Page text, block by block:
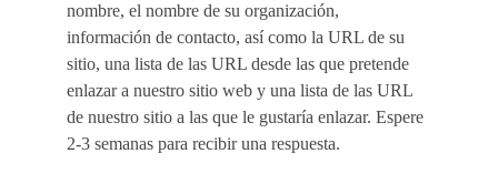
nombre, el nombre de su organización,
información de contacto, así como la URL de su
sitio, una lista de las URL desde las que pretende
enlazar a nuestro sitio web y una lista de las URL
de nuestro sitio a las que le gustaría enlazar. Espere
2-3 semanas para recibir una respuesta.